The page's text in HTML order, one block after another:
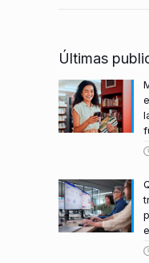
Últimas